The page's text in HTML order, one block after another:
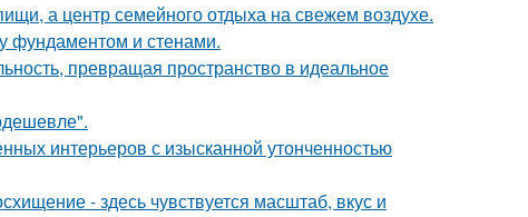
а центр семейного отдыха на свежем воздухе.
фундаментом и стенами.
превращая пространство в идеальное
интерьеров с изысканной утонченностью
- здесь чувствуется масштаб, вкус и